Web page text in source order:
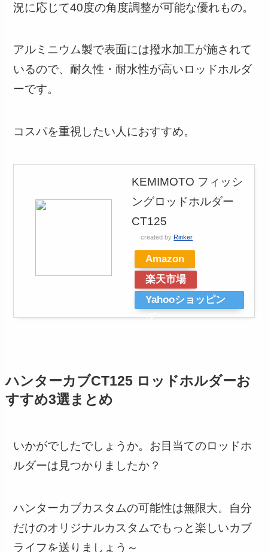
況に応じて40度の角度調整が可能な優れもの。
アルミニウム製で表面には撥水加工が施されて
いるので、耐久性・耐水性が高いロッドホルダ
ーです。
コスパを重視したい人におすすめ。
KEMIMOTO フィッシ
ングロッドホルダー
CT125
created by Rinker
Amazon
楽天市場
Yahooショッピン
グ
ハンターカブCT125 ロッドホルダーお
すすめ3選まとめ
いかがでしたでしょうか。お目当てのロッドホ
ルダーは見つかりましたか？
ハンターカブカスタムの可能性は無限大。自分
だけのオリジナルカスタムでもっと楽しいカブ
ライフを送りましょう～